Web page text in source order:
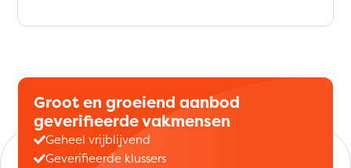
Groot en groeiend aanbod
geverifieerde vakmensen
Geheel vrijblijvend
Geverifieerde klussers